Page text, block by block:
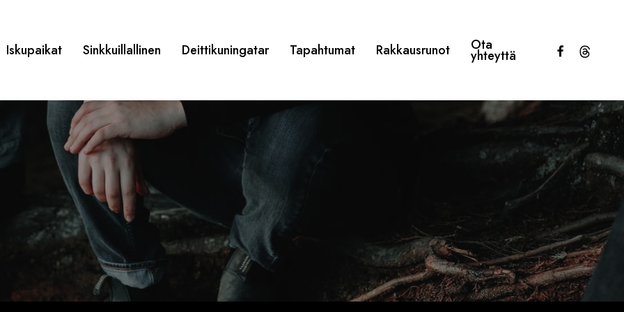
Iskupaikat Sinkkuillallinen Deittikuningatar Tapahtumat Rakkausrunot Ota
yhteyttä facebookthreads